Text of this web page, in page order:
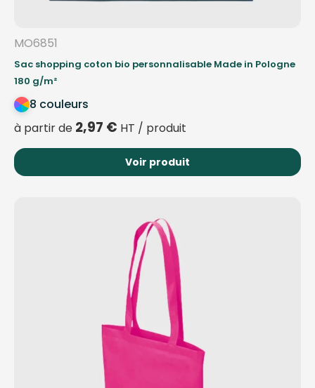
MO6851
Sac shopping coton bio personnalisable Made in Pologne
180 g/m²
8 couleurs
à partir de 2,97 € HT / produit
Voir produit